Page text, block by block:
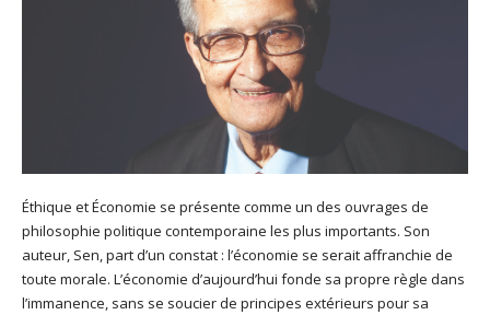
Éthique et Économie se présente comme un des ouvrages de
philosophie politique contemporaine les plus importants. Son
auteur, Sen, part d’un constat : l’économie se serait affranchie de
toute morale. L’économie d’aujourd’hui fonde sa propre règle dans
l’immanence, sans se soucier de principes extérieurs pour sa